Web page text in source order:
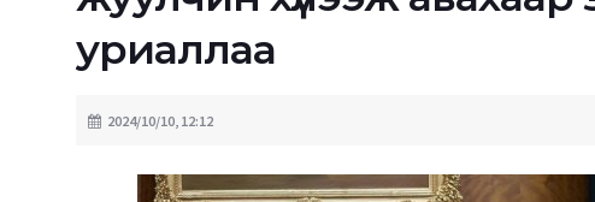
уриаллаа
2024/10/10, 12:12